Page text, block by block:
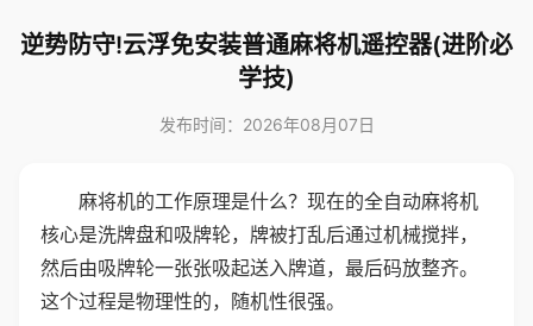
逆势防守!云浮免安装普通麻将机遥控器(进阶必
学技)
发布时间：2026年08月07日
麻将机的工作原理是什么？现在的全自动麻将机
核心是洗牌盘和吸牌轮，牌被打乱后通过机械搅拌，
然后由吸牌轮一张张吸起送入牌道，最后码放整齐。
这个过程是物理性的，随机性很强。